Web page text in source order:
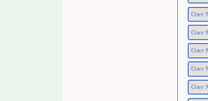
Олег
Олег
Олег
Олег
Олег